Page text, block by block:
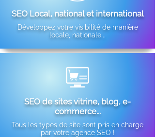
SEO Local, national et international
Développez votre visibilité de manière
locale, nationale...
SEO de sites vitrine, blog, e-
commerce...
Tous les types de site sont pris en charge
par votre agence SEO !